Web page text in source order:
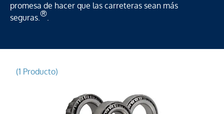
promesa de hacer que las carreteras sean más
seguras.®.
(1 Producto)